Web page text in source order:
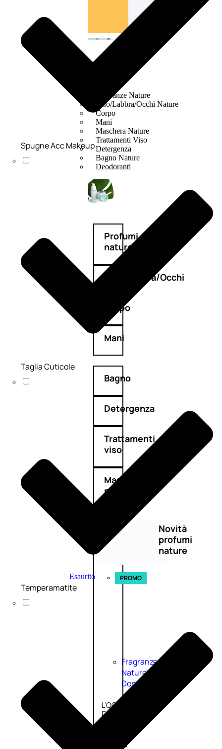
Fragranze Nature
Viso/Labbra/Occhi Nature
Corpo
Mani
Maschera Nature
Trattamenti Viso
Detergenza
Bagno Nature
Deodoranti
Profumi
nature
Viso/Labbra/Occhi
Corpo
Mani
Bagno
Detergenza
Trattamenti
viso
Maschere
nature
Novità
profumi
nature
Esaurito PROMO
Fragranze
Nature
Donna
L’OCCITANE
EDT
Valutato
Spugne Acc Makeup
Taglia Cuticole
Temperamatite